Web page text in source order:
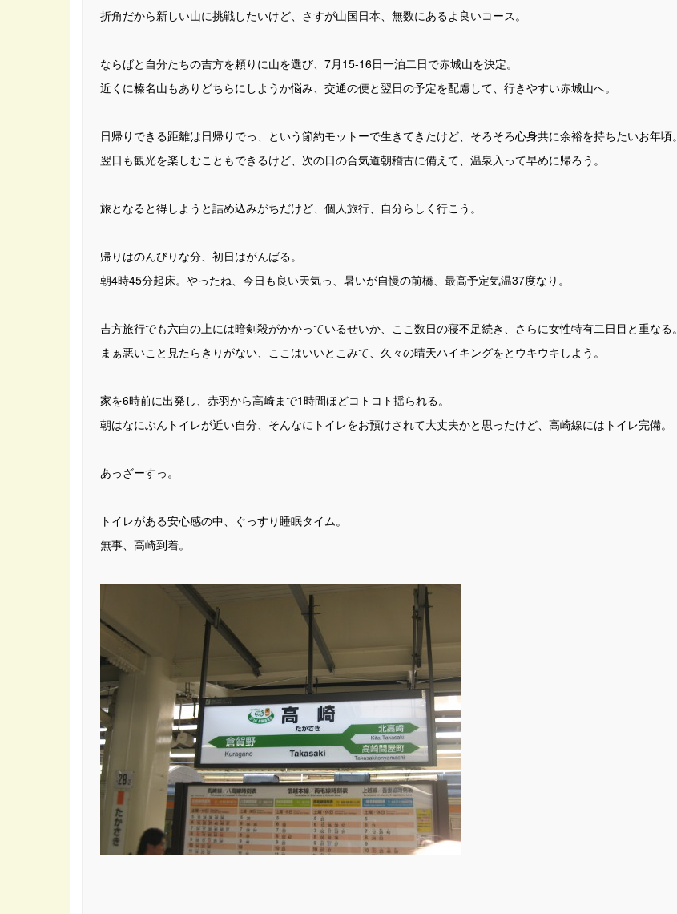
折角だから新しい山に挑戦したいけど、さすが山国日本、無数にあるよ良いコース。
ならばと自分たちの吉方を頼りに山を選び、7月15-16日一泊二日で赤城山を決定。
近くに榛名山もありどちらにしようか悩み、交通の便と翌日の予定を配慮して、行きやすい赤城山へ。
日帰りできる距離は日帰りでっ、という節約モットーで生きてきたけど、そろそろ心身共に余裕を持ちたいお年頃。
翌日も観光を楽しむこともできるけど、次の日の合気道朝稽古に備えて、温泉入って早めに帰ろう。
旅となると得しようと詰め込みがちだけど、個人旅行、自分らしく行こう。
帰りはのんびりな分、初日はがんばる。
朝4時45分起床。やったね、今日も良い天気っ、暑いが自慢の前橋、最高予定気温37度なり。
吉方旅行でも六白の上には暗剣殺がかかっているせいか、ここ数日の寝不足続き、さらに女性特有二日目と重なる。
まぁ悪いこと見たらきりがない、ここはいいとこみて、久々の晴天ハイキングをとウキウキしよう。
家を6時前に出発し、赤羽から高崎まで1時間ほどコトコト揺られる。
朝はなにぶんトイレが近い自分、そんなにトイレをお預けされて大丈夫かと思ったけど、高崎線にはトイレ完備。
あっざーすっ。
トイレがある安心感の中、ぐっすり睡眠タイム。
無事、高崎到着。